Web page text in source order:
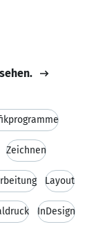
Zeichnen
Layout
InDesign